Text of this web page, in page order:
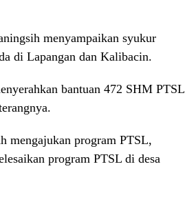
menyampaikan syukur
di Lapangan dan Kalibacin.
bantuan 472 SHM PTSL
mengajukan program PTSL,
program PTSL di desa